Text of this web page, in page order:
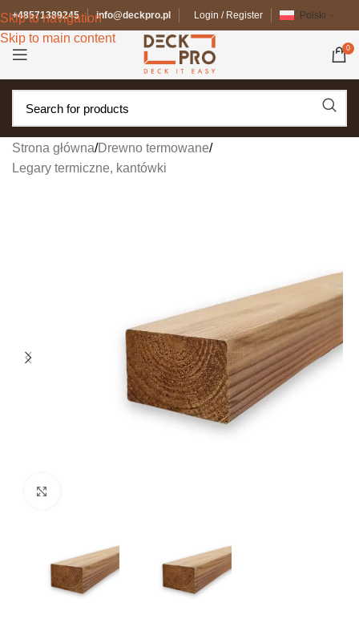
Skip to navigation
Skip to main content
+48571389245 info@deckpro.pl Login / Register Polski
0
Strona główna/Drewno termowane/
Legary termiczne, kantówki